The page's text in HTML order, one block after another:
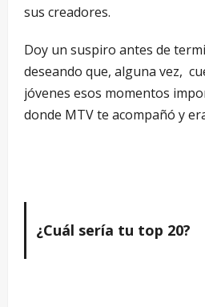
sus creadores.
Doy un suspiro antes de
deseando que, alguna vez,
jóvenes esos momentos
donde MTV te acompañó y
¿Cuál sería tu top 20?